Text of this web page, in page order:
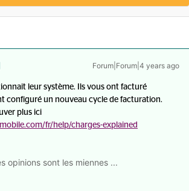
Forum|Forum|4 years ago
leur système. Ils vous ont facturé
configuré un nouveau cycle de facturation.
plus ici
fr/help/charges-explained
opinions sont les miennes ...